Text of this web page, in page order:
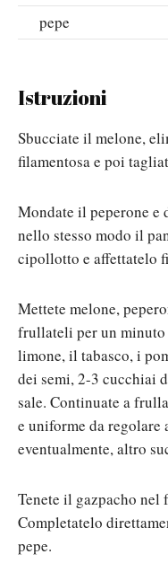
pepe
Istruzioni
Sbucciate il melone,
filamentosa e poi
Mondate il peperone
nello stesso modo il
cipollotto e affettatelo
Mettete melone,
frullateli per un
limone, il tabasco, i
dei semi, 2-3 cucchiai
sale. Continuate a
e uniforme da regolare
eventualmente, altro
Tenete il gazpacho
Completatelo
pepe.